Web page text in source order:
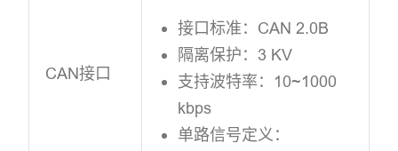
CAN接口
接口标准：CAN 2.0B
隔离保护：3 KV
支持波特率：10~1000
kbps
单路信号定义：